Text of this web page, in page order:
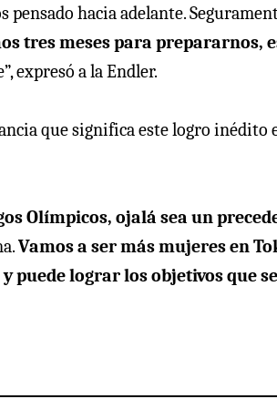
hacia adelante.
tres meses para prepararnos,
expresó a la Endler.
que significa este logro inédito
Olímpicos, ojalá sea un
Vamos a ser más mujeres en
puede lograr los objetivos que se